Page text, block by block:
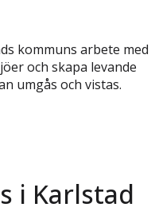
kommuns arbete med
och skapa levande
umgås och vistas.
i Karlstad